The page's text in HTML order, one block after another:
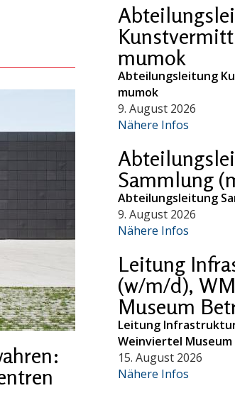
mumok
Abteilungsleitung
mumok
9. August 2026
Nähere Infos
Sammlung
Abteilungsleitung
9. August 2026
Nähere Infos
Leitung
(w/m/d),
Museum
Leitung
Weinviertel Museum
15. August 2026
Nähere Infos